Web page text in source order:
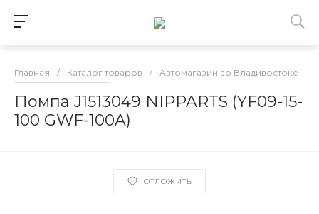
Главная / Каталог товаров / Автомагазин во Владивостоке
Помпа J1513049 NIPPARTS (YF09-15-
100 GWF-100A)
ОТЛОЖИТЬ